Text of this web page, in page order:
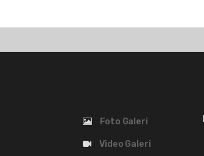
Foto Galeri
Video Galeri